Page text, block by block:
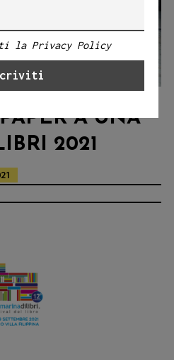
A UNA
2021
la Privacy Policy